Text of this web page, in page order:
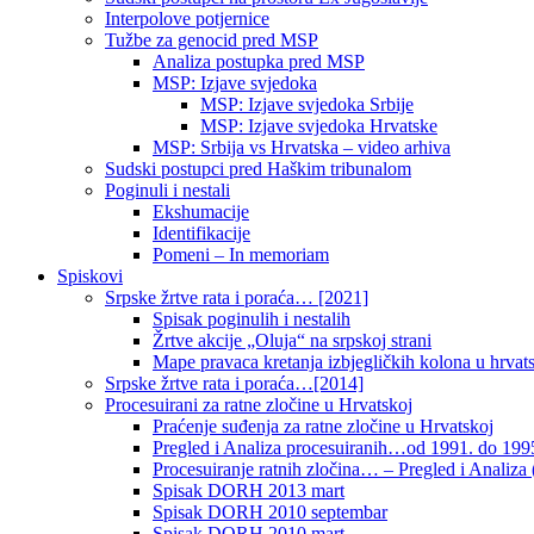
Interpolove potjernice
Tužbe za genocid pred MSP
Analiza postupka pred MSP
MSP: Izjave svjedoka
MSP: Izjave svjedoka Srbije
MSP: Izjave svjedoka Hrvatske
MSP: Srbija vs Hrvatska – video arhiva
Sudski postupci pred Haškim tribunalom
Poginuli i nestali
Ekshumacije
Identifikacije
Pomeni – In memoriam
Spiskovi
Srpske žrtve rata i poraća… [2021]
Spisak poginulih i nestalih
Žrtve akcije „Oluja“ na srpskoj strani
Mape pravaca kretanja izbjegličkih kolona u
Srpske žrtve rata i poraća…[2014]
Procesuirani za ratne zločine u Hrvatskoj
Praćenje suđenja za ratne zločine u Hrvatskoj
Pregled i Analiza procesuiranih…od 1991. do
Procesuiranje ratnih zločina… – Pregled i Analiza
Spisak DORH 2013 mart
Spisak DORH 2010 septembar